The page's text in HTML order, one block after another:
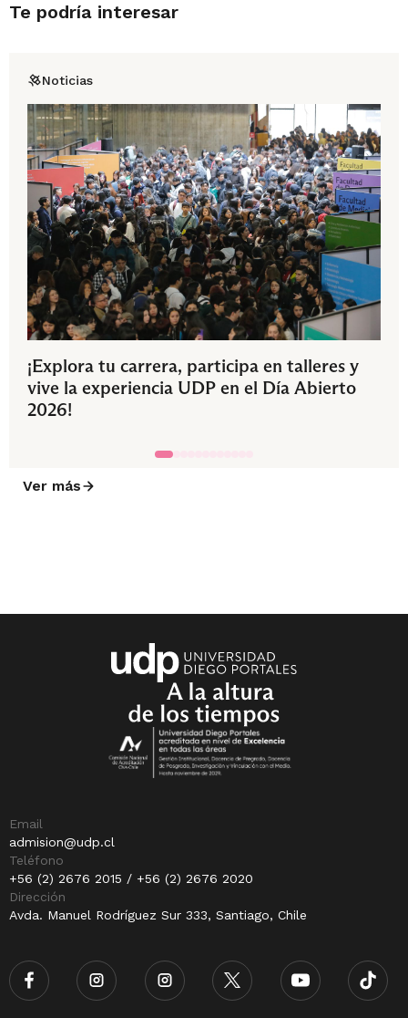
Te podría interesar
Noticias
¡Explora tu carrera, participa en talleres y
vive la experiencia UDP en el Día Abierto
2026!
Ver más
Email
admision@udp.cl
Teléfono
+56 (2) 2676 2015 / +56 (2) 2676 2020
Dirección
Avda. Manuel Rodríguez Sur 333, Santiago, Chile